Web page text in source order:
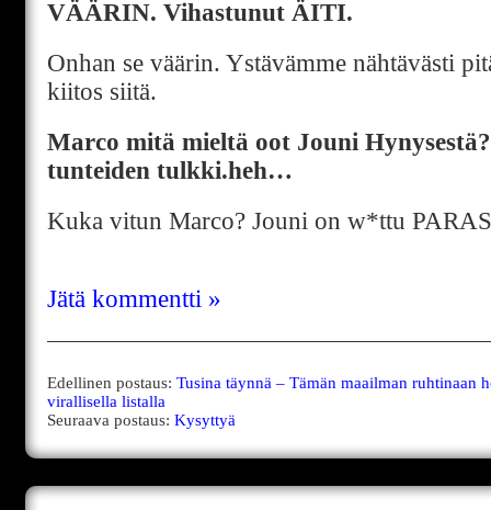
VÄÄRIN. Vihastunut ÄITI.
Onhan se väärin. Ystävämme nähtävästi
kiitos siitä.
Marco mitä mieltä oot Jouni
tunteiden tulkki.heh…
Kuka vitun Marco? Jouni on w*ttu
Jätä kommentti »
Edellinen postaus: Tusina täynnä – Tämän maailman ruhtinaan
virallisella listalla
Seuraava postaus: Kysyttyä